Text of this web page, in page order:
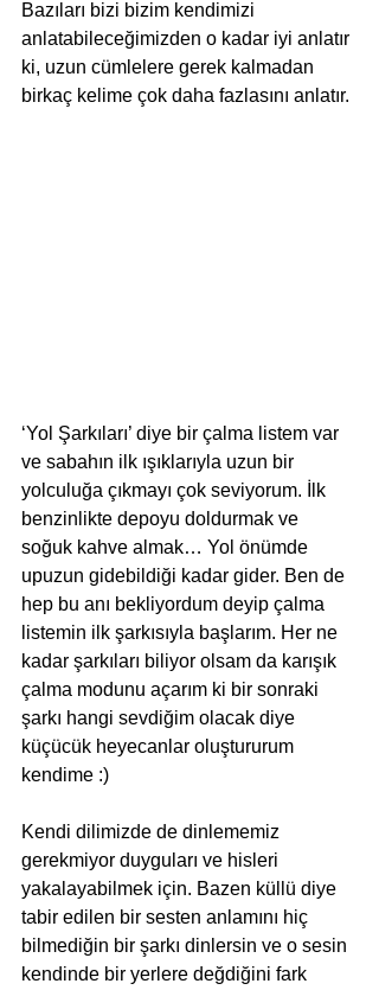
Bazıları bizi bizim kendimizi
anlatabileceğimizden o kadar iyi anlatır
ki, uzun cümlelere gerek kalmadan
birkaç kelime çok daha fazlasını anlatır.
‘Yol Şarkıları’ diye bir çalma listem var
ve sabahın ilk ışıklarıyla uzun bir
yolculuğa çıkmayı çok seviyorum. İlk
benzinlikte depoyu doldurmak ve
soğuk kahve almak… Yol önümde
upuzun gidebildiği kadar gider. Ben de
hep bu anı bekliyordum deyip çalma
listemin ilk şarkısıyla başlarım. Her ne
kadar şarkıları biliyor olsam da karışık
çalma modunu açarım ki bir sonraki
şarkı hangi sevdiğim olacak diye
küçücük heyecanlar oluştururum
kendime :)
Kendi dilimizde de dinlememiz
gerekmiyor duyguları ve hisleri
yakalayabilmek için. Bazen küllü diye
tabir edilen bir sesten anlamını hiç
bilmediğin bir şarkı dinlersin ve o sesin
kendinde bir yerlere değdiğini fark